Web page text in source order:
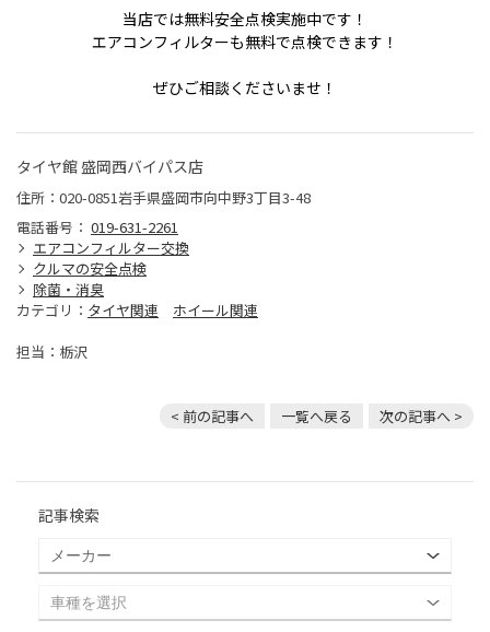
当店では無料安全点検実施中です！
エアコンフィルターも無料で点検できます！
ぜひご相談くださいませ！
タイヤ館 盛岡西バイパス店
住所：020-0851岩手県盛岡市向中野3丁目3-48
電話番号： 019-631-2261
エアコンフィルター交換
クルマの安全点検
除菌・消臭
カテゴリ： タイヤ関連
ホイール関連
担当：栃沢
< 前の記事へ 一覧へ戻る 次の記事へ >
記事検索